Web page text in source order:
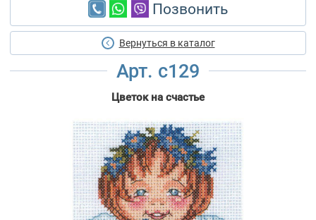
Позвонить
Вернуться в каталог
Арт. c129
Цветок на счастье